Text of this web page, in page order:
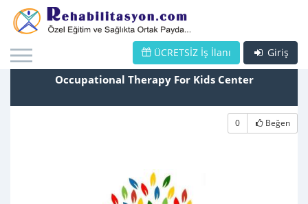
Giriş
ÜCRETSİZ İş İlanı
Occupational Therapy For Kids Center
0 Beğen